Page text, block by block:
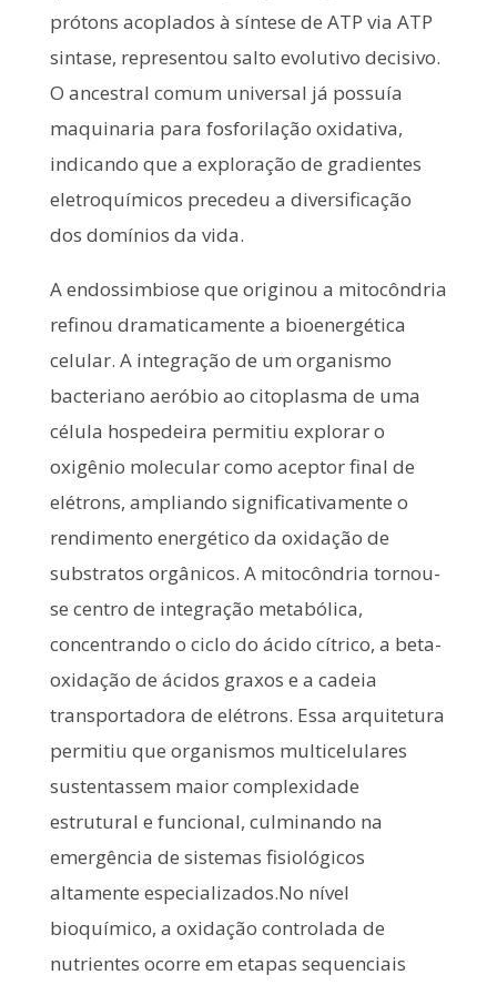
prótons acoplados à síntese de ATP via ATP
sintase, representou salto evolutivo decisivo.
O ancestral comum universal já possuía
maquinaria para fosforilação oxidativa,
indicando que a exploração de gradientes
eletroquímicos precedeu a diversificação
dos domínios da vida.
A endossimbiose que originou a mitocôndria
refinou dramaticamente a bioenergética
celular. A integração de um organismo
bacteriano aeróbio ao citoplasma de uma
célula hospedeira permitiu explorar o
oxigênio molecular como aceptor final de
elétrons, ampliando significativamente o
rendimento energético da oxidação de
substratos orgânicos. A mitocôndria tornou-
se centro de integração metabólica,
concentrando o ciclo do ácido cítrico, a beta-
oxidação de ácidos graxos e a cadeia
transportadora de elétrons. Essa arquitetura
permitiu que organismos multicelulares
sustentassem maior complexidade
estrutural e funcional, culminando na
emergência de sistemas fisiológicos
altamente especializados.No nível
bioquímico, a oxidação controlada de
nutrientes ocorre em etapas sequenciais